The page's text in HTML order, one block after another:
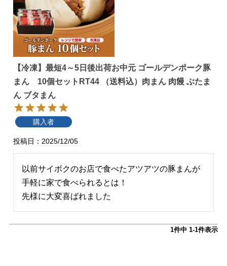
【冷凍】最短4～5日後出荷お中元 ゴールデンポーク豚
まん 10個セットRT44 （送料込）肉まん 肉饅 ぶたま
ん ブタまん
購入者
投稿日 2025/12/05
以前サイボクのお店で食べたアツアツの豚まんが
手軽に家で食べられるとは！
先様に大変喜ばれました
1件中 1-1件表示